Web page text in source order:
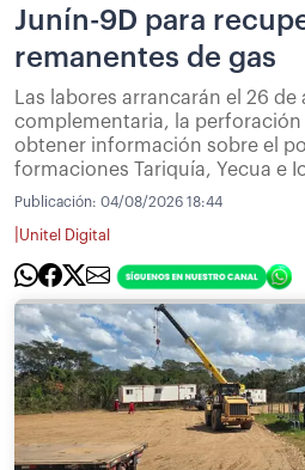
Junín-9D para
remanentes de gas
Las labores arrancarán el 26
complementaria, la
obtener información sobre el
formaciones Tariquía, Yecua e
Publicación: 04/08/2026 18:44
Unitel Digital